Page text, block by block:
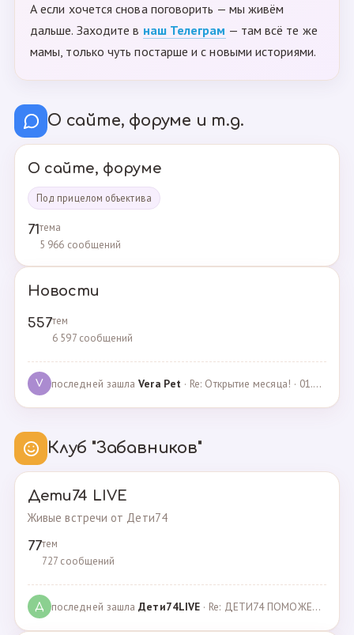
А если хочется снова поговорить — мы живём
дальше. Заходите в наш Телеграм — там всё те же
мамы, только чуть постарше и с новыми историями.
О сайте, форуме и т.д.
О сайте, форуме
Под прицелом объектива
71тема
5 966 сообщений
Новости
557тем
6 597 сообщений
V последней зашлаVera Pet · Re: Открытие месяца! · 01.04.2021
Клуб "Забавников"
Дети74 LIVE
Живые встречи от Дети74
77тем
727 сообщений
Д последней зашлаДeти74LIVE · Re: ДЕТИ74 ПОМОЖЕМ ВМЕСТЕ · 27.12.2021